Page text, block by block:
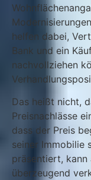
helfen dabei,
Bank und ein
nachvollziehen
Das heißt nicht,
Preisnachlässe
dass der Preis
seiner Immobilie
präsentiert,
überzeugend